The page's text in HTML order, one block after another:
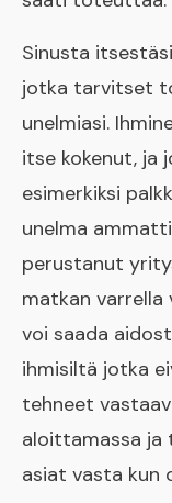
Sinusta
jotka tarvitset
unelmiasi.
itse kokenut, ja
esimerkiksi
unelma
perustanut
matkan
voi saada
ihmisiltä jotka
tehneet
aloittamassa ja
asiat vasta kun